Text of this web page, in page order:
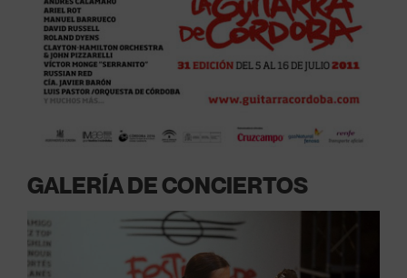
GALERÍA DE CONCIERTOS